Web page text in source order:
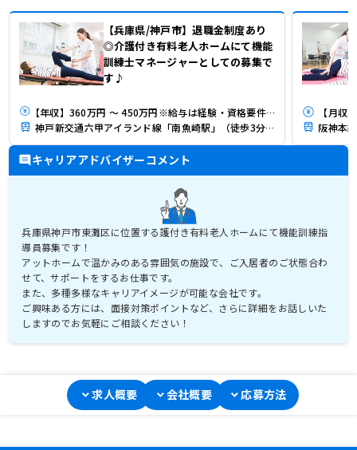
【兵庫県/神戸市】退職金制度あり
◎介護付き有料老人ホームにて機能
訓練士マネージャーとしての募集で
す♪
【年収】360万円 ～ 450万円※給与は経験・資格要件・能力・年齢等を考慮し決定
神戸新交通六甲アイランド線「南魚崎駅」（徒歩3分）
【月収
阪神本
キャリアアドバイザーコメント
兵庫県神戸市東灘区に位置する護付き有料老人ホームにて機能訓練指
導員募集です！
アットホームで温かみのある雰囲気の施設で、ご入居者のご状態合わ
せて、サポートをするお仕事です。
また、多種多様なキャリアイメージが可能な会社です。
ご興味ある方には、面接対策ポイントなど、さらに詳細をお話しいた
しますのでお気軽にご相談ください！
求人概要 会社概要 応募方法